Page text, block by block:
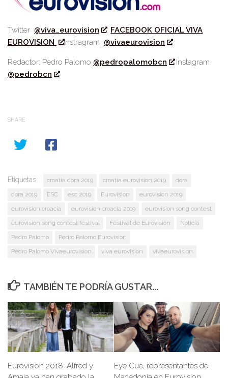
Twitter @viva_eurovision
FACEBOOK OFICIAL VIVA
EUROVISION
Instragram @vivaeurovision
Redactor: Pedro Palomo @pedropalomobcn
Instagram
@pedrobcn
SHARE
Etiquetas: croatia dora 2019 croatia eurovision 2019
dora
dora 2019
ESC esc 2019 Eurovision
eurovision 2019
eurovision croacia
eurovision croacia 2019
eurovision song contest
eurovision song contest festival
Festival de Eurovisión
Noticia
Pedro Palomo
Pedro Palomo Eurovision
Pedro Palomo Vivaeurovision
viva eurovision vivaeurovision
TAMBIÉN TE PODRÍA GUSTAR...
Eurovision 2018: Alfred y
Eye Cue, representantes de